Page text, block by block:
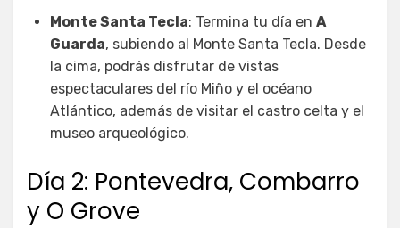
Monte Santa Tecla: Termina tu día en A
Guarda, subiendo al Monte Santa Tecla. Desde
la cima, podrás disfrutar de vistas
espectaculares del río Miño y el océano
Atlántico, además de visitar el castro celta y el
museo arqueológico.
Día 2: Pontevedra, Combarro
y O Grove